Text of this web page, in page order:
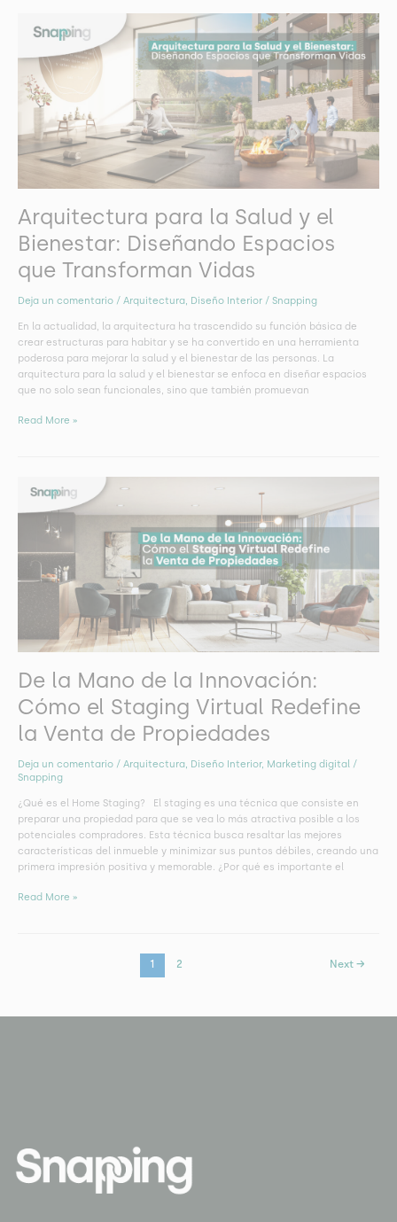
Arquitectura para la Salud y el
Bienestar: Diseñando Espacios
que Transforman Vidas
Deja un comentario / Arquitectura Diseño Interior / Snapping
En la actualidad, la arquitectura ha trascendido su función básica de
crear estructuras para habitar y se ha convertido en una herramienta
poderosa para mejorar la salud y el bienestar de las personas. La
arquitectura para la salud y el bienestar se enfoca en diseñar espacios
que no solo sean funcionales, sino que también promuevan
para
Salud
Bienestar:
Diseñando
Espacios
Read More »
De la Mano de la Innovación:
Cómo el Staging Virtual Redefine
la Venta de Propiedades
Deja un comentario / Arquitectura, Diseño Interior, Marketing digital /
Snapping
¿Qué es el Home Staging? El staging es una técnica que consiste en
preparar una propiedad para que se vea lo más atractiva posible a los
potenciales compradores. Esta técnica busca resaltar las mejores
características del inmueble y minimizar sus puntos débiles, creando una
primera impresión positiva y memorable. ¿Por qué es importante el
Mano
Innovación:
Cómo
Redefine
Venta
de
Propiedades
Read More »
1 2 Next →